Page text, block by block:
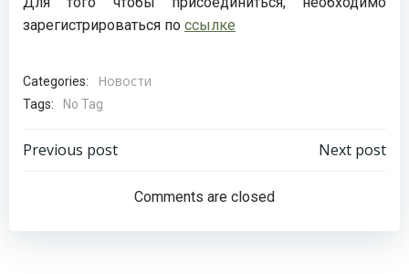
зарегистрироваться по ссылке
Categories: Новости
Tags: No Tag
Навигация
записям
Previous post
Навигация
по
записям
Next post
Comments are closed